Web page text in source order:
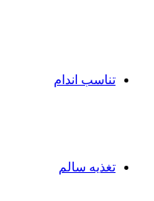
تناسب اندام
تغذیه سالم